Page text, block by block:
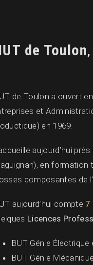
de Toulon
de Toulon a ouvert
et
en 1969.
aujourd’hui près
en formation
composantes de
aujourd’hui compte 7
Licences
BUT Génie
BUT Génie